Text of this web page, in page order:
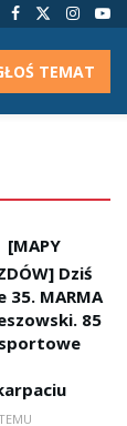
TEMAT
[MAPY
Dziś
MARMA
85